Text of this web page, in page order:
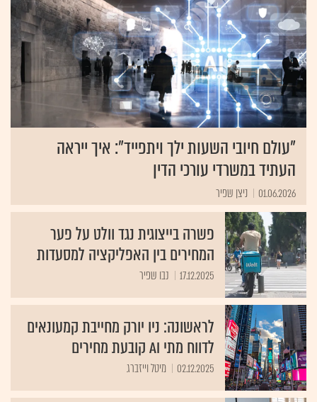
"עולם חיובי השעות ילך ויתפייד": איך ייראה
העתיד במשרדי עורכי הדין
01.06.2026 ניצן שפיר
פשרה בייצוגית נגד וולט על פער
המחירים בין האפליקציה למסעדות
17.12.2025 נבו שפיר
לראשונה: ניו יורק מחייבת קמעונאים
לדווח מתי AI קובעת מחירים
02.12.2025 מיטל וייזברג